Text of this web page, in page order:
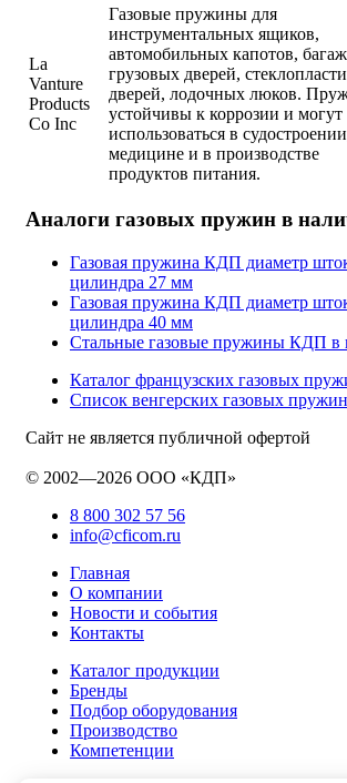
La
Vanture
Products
Co Inc
Газовые пружины для
инструментальных ящиков,
автомобильных капотов,
грузовых дверей,
дверей, лодочных люков.
устойчивы к коррозии и могут
использоваться в
медицине и в производстве
продуктов питания.
Аналоги газовых пружин в
Газовая пружина КДП диаметр
цилиндра 27 мм
Газовая пружина КДП диаметр
цилиндра 40 мм
Стальные газовые пружины КДП в
Каталог французских газовых
Список венгерских газовых
Сайт не является публичной офертой
© 2002—2026 ООО «КДП»
8 800 302 57 56
info@cficom.ru
Главная
О компании
Новости и события
Контакты
Каталог продукции
Бренды
Подбор оборудования
Производство
Компетенции